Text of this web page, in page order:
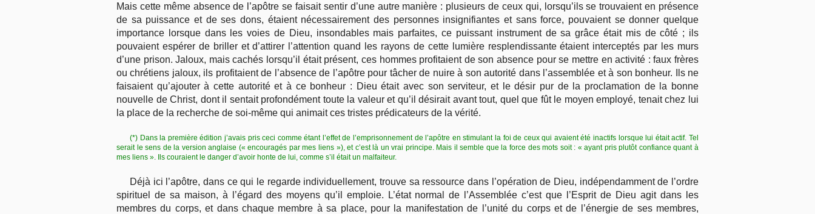
Mais cette même absence de l’apôtre se faisait sentir d’une autre manière : plusieurs de ceux qui, lorsqu’ils se trouvaient en présence
de sa puissance et de ses dons, étaient nécessairement des personnes insignifiantes et sans force, pouvaient se donner quelque
importance lorsque dans les voies de Dieu, insondables mais parfaites, ce puissant instrument de sa grâce était mis de côté ; ils
pouvaient espérer de briller et d’attirer l’attention quand les rayons de cette lumière resplendissante étaient interceptés par les murs
d’une prison. Jaloux, mais cachés lorsqu’il était présent, ces hommes profitaient de son absence pour se mettre en activité : faux frères
ou chrétiens jaloux, ils profitaient de l’absence de l’apôtre pour tâcher de nuire à son autorité dans l’assemblée et à son bonheur. Ils ne
faisaient qu’ajouter à cette autorité et à ce bonheur : Dieu était avec son serviteur, et le désir pur de la proclamation de la bonne
nouvelle de Christ, dont il sentait profondément toute la valeur et qu’il désirait avant tout, quel que fût le moyen employé, tenait chez lui
la place de la recherche de soi-même qui animait ces tristes prédicateurs de la vérité.
(*) Dans la première édition j’avais pris ceci comme étant l’effet de l’emprisonnement de l’apôtre en stimulant la foi de ceux qui avaient été inactifs lorsque lui était actif. Tel
serait le sens de la version anglaise (« encouragés par mes liens »), et c’est là un vrai principe. Mais il semble que la force des mots soit : « ayant pris plutôt confiance quant à
mes liens ». Ils couraient le danger d’avoir honte de lui, comme s’il était un malfaiteur.
Déjà ici l’apôtre, dans ce qui le regarde individuellement, trouve sa ressource dans l’opération de Dieu, indépendamment de l’ordre
spirituel de sa maison, à l’égard des moyens qu’il emploie. L’état normal de l’Assemblée c’est que l’Esprit de Dieu agit dans les
membres du corps, et dans chaque membre à sa place, pour la manifestation de l’unité du corps et de l’énergie de ses membres,